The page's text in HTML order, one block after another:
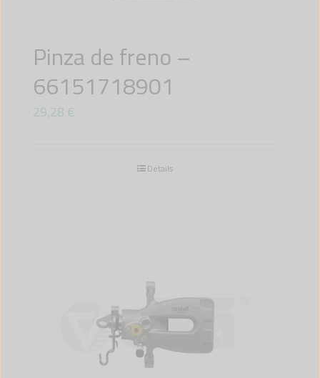
Pinza de freno –
66151718901
29,28 €
Details